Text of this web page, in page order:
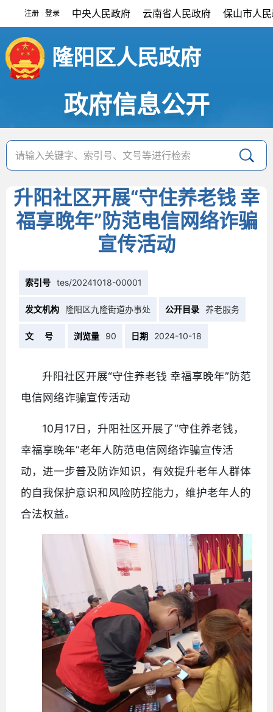
注册 登录 中央人民政府 云南省人民政府 保山市人
隆阳区人民政府
政府信息公开
升阳社区开展“守住养老钱 幸
福享晚年”防范电信网络诈骗
宣传活动
索引号 tes/20241018-00001
发文机构 隆阳区九隆街道办事处 公开目录 养老服务
文 号 浏览量 90 日期 2024-10-18
升阳社区开展“守住养老钱 幸福享晚年”防范
电信网络诈骗宣传活动
10月17日，升阳社区开展了“守住养老钱，
幸福享晚年”老年人防范电信网络诈骗宣传活
动，进一步普及防诈知识，有效提升老年人群体
的自我保护意识和风险防控能力，维护老年人的
合法权益。